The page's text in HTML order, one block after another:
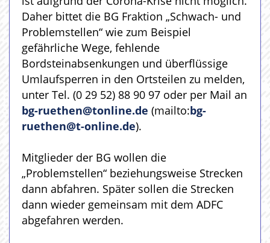
Daher bittet die BG Fraktion „Schwach- und
Problemstellen“ wie zum Beispiel
gefährliche Wege, fehlende
Bordsteinabsenkungen und überflüssige
Umlaufsperren in den Ortsteilen zu melden,
unter Tel. (0 29 52) 88 90 97 oder per Mail an
bg-ruethen@tonline.de (mailto:bg-
ruethen@t-online.de).
Mitglieder der BG wollen die
„Problemstellen“ beziehungsweise Strecken
dann abfahren. Später sollen die Strecken
dann wieder gemeinsam mit dem ADFC
abgefahren werden.